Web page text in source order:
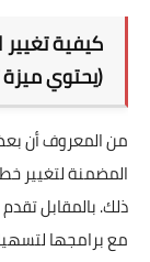
كيفية
(يحتوي ميزة
ذلك. بالمقابل
مع برامجها